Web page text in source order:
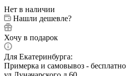
Нет в наличии
Нашли дешевле?
Хочу в подарок
Для Екатеринбурга:
Примерка и самовывоз - бесплатно